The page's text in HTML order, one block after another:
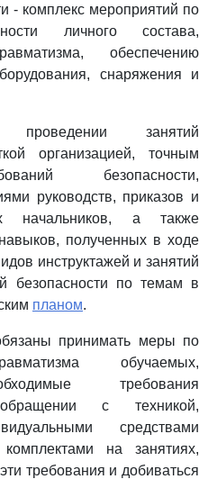
- комплекс мероприятий по
личного состава,
обеспечению
снаряжения и
проведении занятий
организацией, точным
безопасности,
руководств, приказов и
начальников, а также
полученных в ходе
инструктажей и занятий
безопасности по темам в
планом.
принимать меры по
обучаемых,
требования
с техникой,
средствами
на занятиях,
требования и добиваться